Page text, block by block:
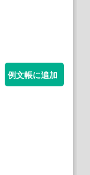
例文帳に追加